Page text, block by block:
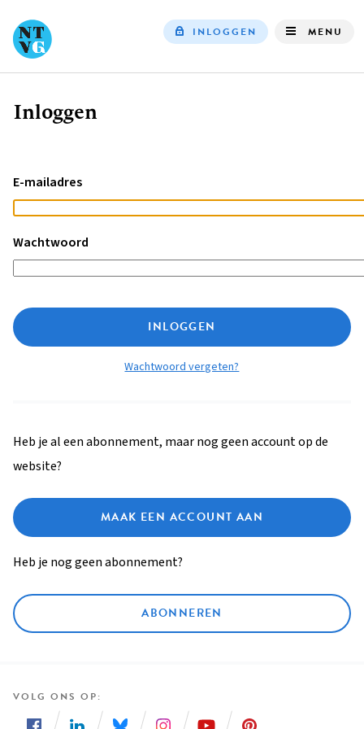
INLOGGEN MENU
Kruimelpad
Inloggen
E-mailadres
Wachtwoord
INLOGGEN
Wachtwoord vergeten?
Heb je al een abonnement, maar nog geen account op de
website?
MAAK EEN ACCOUNT AAN
Heb je nog geen abonnement?
ABONNEREN
VOLG ONS OP